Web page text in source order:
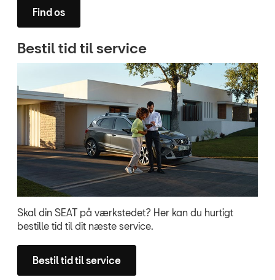
Find os
Bestil tid til service
Skal din SEAT på værkstedet? Her kan du hurtigt
bestille tid til dit næste service.
Bestil tid til service